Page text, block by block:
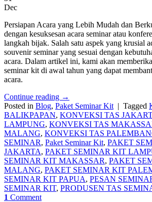
Dec
Persiapan Acara yang Lebih Mudah dan
dengan kesuksesan acara seminar atau
langkah bijak. Salah satu aspek yang krusial
souvenir seminar yang sesuai dengan
acara. Dalam artikel ini, kami akan
seminar kit di awal tahun yang dapat
acara.
Continue reading →
Posted in Blog, Paket Seminar Kit | Tagged
BALIKPAPAN, KONVEKSI TAS
LAMPUNG, KONVEKSI TAS
MALANG, KONVEKSI TAS
SEMINAR, Paket Seminar Kit, PAKET
JAKARTA, PAKET SEMINAR KIT
SEMINAR KIT MAKASSAR, PAKET
MALANG, PAKET SEMINAR KIT
SEMINAR KIT PAPUA, PESAN
SEMINAR KIT, PRODUSEN TAS
1 Comment